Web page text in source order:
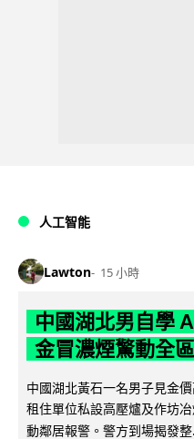
人工智能
Lawton 15 小時
中國湖北男自學
金冒濃煙驚動全區
中國湖北黃石一名男子見金
租住單位私設高壓爐及作坊
動鄰居報警。警方到場揭發